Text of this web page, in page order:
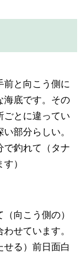
前と向こう側に
海底です。その
ごとに違ってい
部分らしい。
で釣れて（タナ
）
向こう側の）
せています。
せる）前日面白